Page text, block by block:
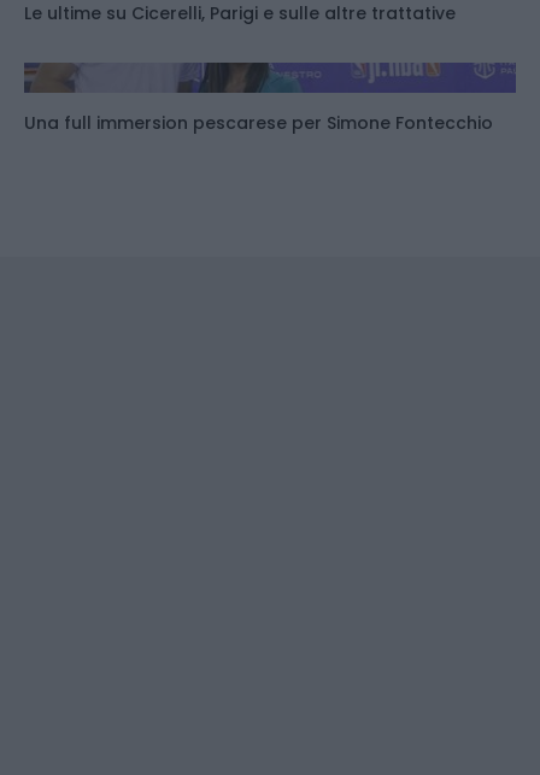
Le ultime su Cicerelli, Parigi e sulle altre trattative
Una full immersion pescarese per Simone Fontecchio